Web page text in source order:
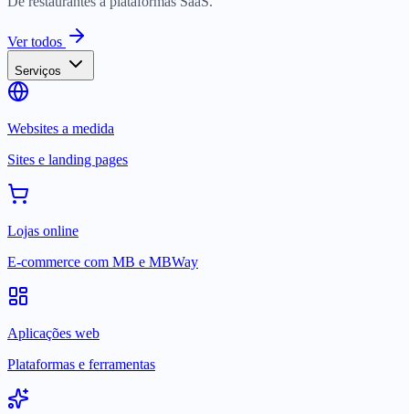
Ver todos
Serviços
Websites a medida
Sites e landing pages
Lojas online
E-commerce com MB e MBWay
Aplicações web
Plataformas e ferramentas